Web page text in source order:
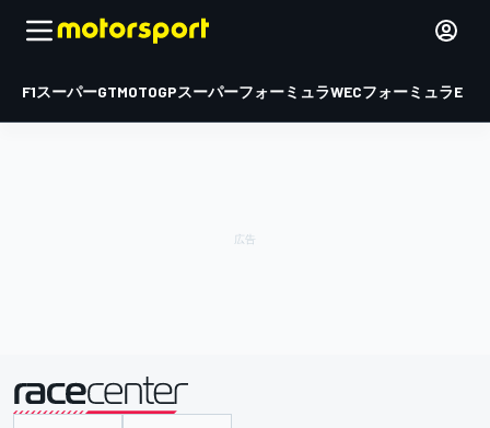
F1スーパーGTMOTOGPスーパーフォーミュラWECフォーミュラE